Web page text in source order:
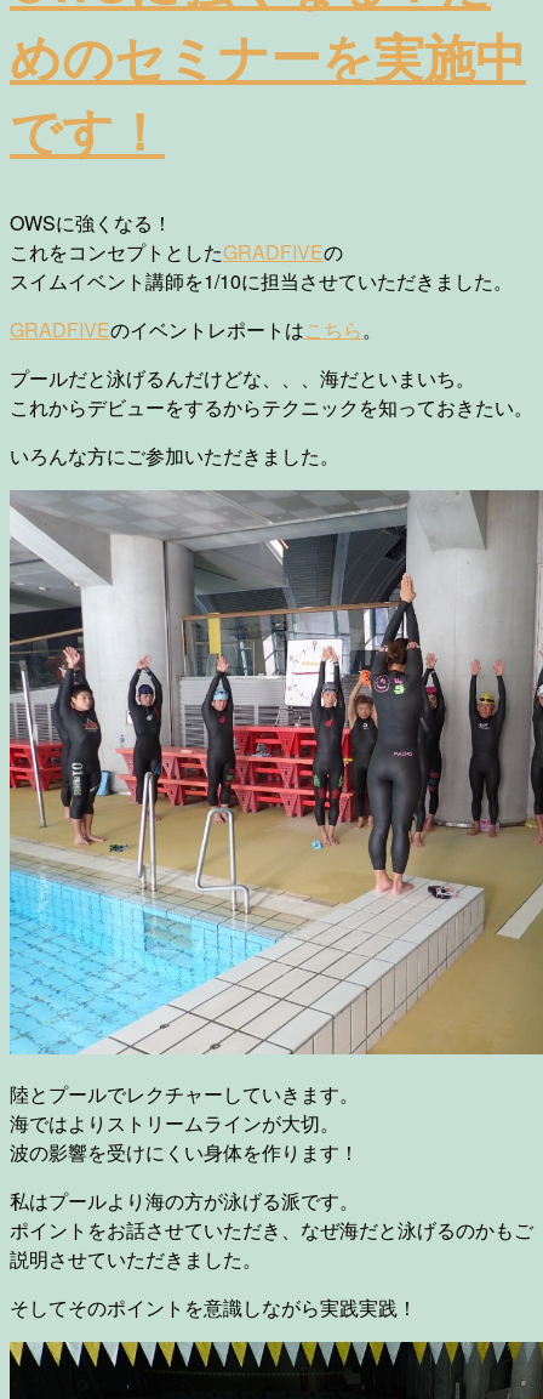
めのセミナーを実施中
です！
OWSに強くなる！
これをコンセプトとしたGRADFIVEの
スイムイベント講師を1/10に担当させていただきました。
GRADFIVEのイベントレポートはこちら。
プールだと泳げるんだけどな、、、海だといまいち。
これからデビューをするからテクニックを知っておきたい。
いろんな方にご参加いただきました。
陸とプールでレクチャーしていきます。
海ではよりストリームラインが大切。
波の影響を受けにくい身体を作ります！
私はプールより海の方が泳げる派です。
ポイントをお話させていただき、なぜ海だと泳げるのかもご
説明させていただきました。
そしてそのポイントを意識しながら実践実践！